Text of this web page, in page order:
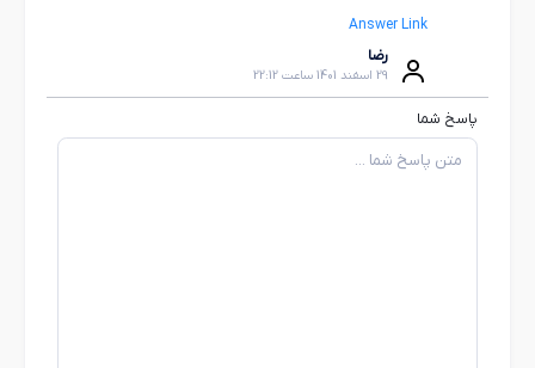
Answer Link
رضا
29 اسفند 1401 ساعت 22:12
پاسخ شما